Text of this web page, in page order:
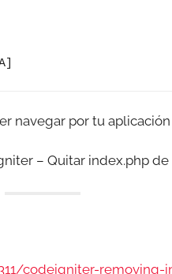
navegar por tu
– Quitar index.php de
codeigniter-